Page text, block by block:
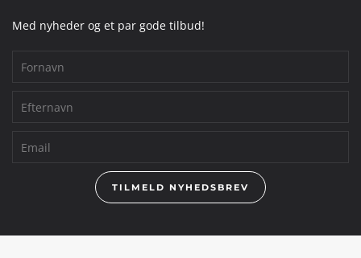
Med nyheder og et par gode tilbud!
TILMELD NYHEDSBREV